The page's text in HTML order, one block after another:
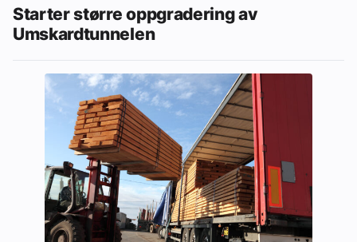
Starter større oppgradering av
Umskardtunnelen